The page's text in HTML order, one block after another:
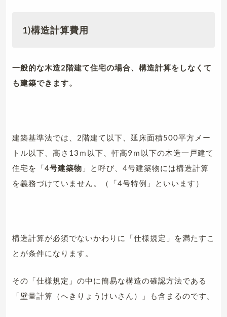
1)構造計算費用
一般的な木造2階建て住宅の場合、構造計算をしなくて
も建築できます。
建築基準法では、2階建て以下、延床面積500平方メー
トル以下、高さ13ｍ以下、軒高9ｍ以下の木造一戸建て
住宅を「4号建築物 」と呼び、4号建築物には構造計算
を義務づけていません。（「4号特例」といいます）
構造計算が必須でないかわりに「仕様規定」を満たすこ
とが条件になります。
その「仕様規定」の中に簡易な構造の確認方法である
「壁量計算（へきりょうけいさん）」も含まるのです。